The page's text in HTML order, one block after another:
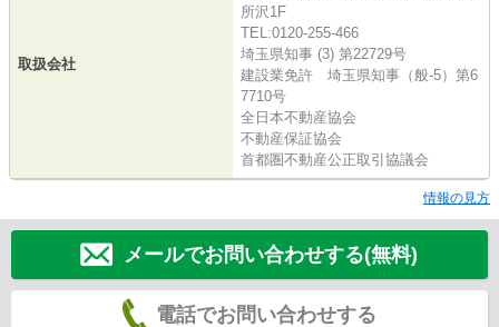
取扱会社
所沢1F
TEL:0120-255-466
埼玉県知事 (3) 第22729号
建設業免許 埼玉県知事（般-5）第6
7710号
全日本不動産協会
不動産保証協会
首都圏不動産公正取引協議会
情報の見方
メールでお問い合わせする(無料)
電話でお問い合わせする